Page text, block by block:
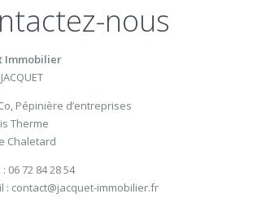
nous
Immobilier
Pépinière d’entreprises
Therme
Chaletard
: 06 72 84 28 54
: contact@jacquet-immobilier.fr